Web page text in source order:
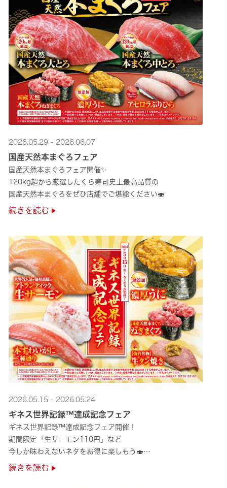
2026.05.29 - 2026.06.07
国産天然本まぐろフェア
国産天然本まぐろフェア開催✨
120kg超から厳選したくら寿司史上最高品質の
国産天然本まぐろをぜひ店舗でご堪能ください🍣
続きを読む
2026.05.15 - 2026.05.24
ギネス世界記録™達成記念フェア
ギネス世界記録™達成記念フェア開催！
期間限定「生サーモン110円」など
今しか味わえないネタをお得に楽しもう🍣
是非お越しください✨
続きを読む